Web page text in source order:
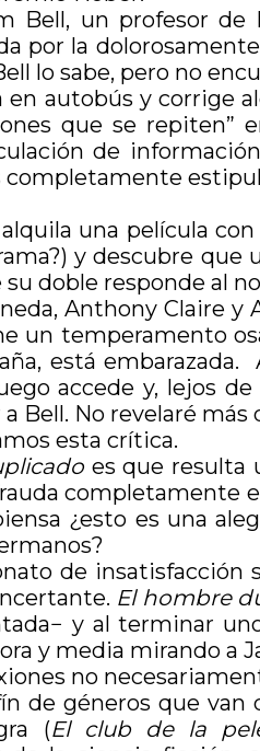
Bell, un profesor
por la
lo sabe, pero no
autobús y corrige
que se
de
completamente
una película
y descubre
doble responde al
Anthony Claire
un temperamento
está
accede y, lejos
Bell. No revelaré más
esta crítica.
es que resulta
completamente
¿esto es una
de
El hombre
y al terminar
y media mirando a
no
de géneros que
(El club de la